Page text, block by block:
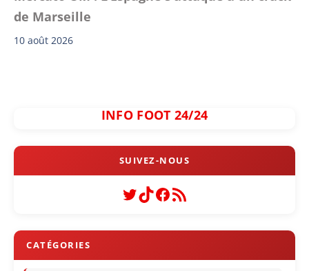
de Marseille
10 août 2026
INFO FOOT 24/24
Twitter
TikTok
Facebook
Flux RSS